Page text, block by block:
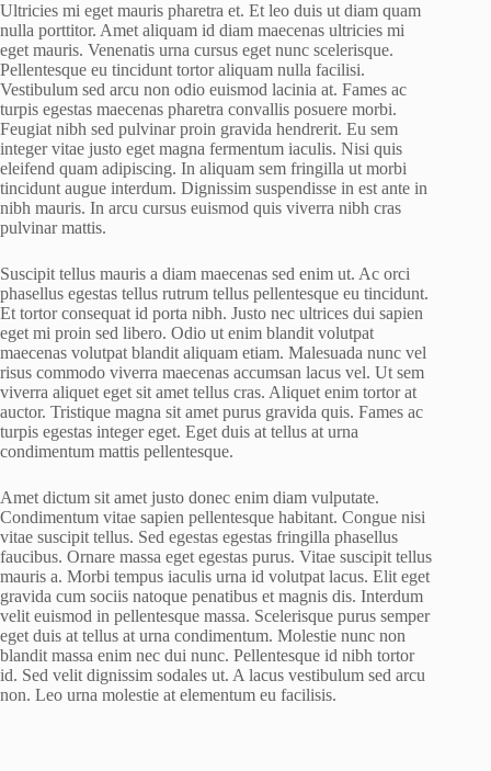
Ultricies mi eget mauris pharetra et. Et leo duis ut diam quam
nulla porttitor. Amet aliquam id diam maecenas ultricies mi
eget mauris. Venenatis urna cursus eget nunc scelerisque.
Pellentesque eu tincidunt tortor aliquam nulla facilisi.
Vestibulum sed arcu non odio euismod lacinia at. Fames ac
turpis egestas maecenas pharetra convallis posuere morbi.
Feugiat nibh sed pulvinar proin gravida hendrerit. Eu sem
integer vitae justo eget magna fermentum iaculis. Nisi quis
eleifend quam adipiscing. In aliquam sem fringilla ut morbi
tincidunt augue interdum. Dignissim suspendisse in est ante in
nibh mauris. In arcu cursus euismod quis viverra nibh cras
pulvinar mattis.
Suscipit tellus mauris a diam maecenas sed enim ut. Ac orci
phasellus egestas tellus rutrum tellus pellentesque eu tincidunt.
Et tortor consequat id porta nibh. Justo nec ultrices dui sapien
eget mi proin sed libero. Odio ut enim blandit volutpat
maecenas volutpat blandit aliquam etiam. Malesuada nunc vel
risus commodo viverra maecenas accumsan lacus vel. Ut sem
viverra aliquet eget sit amet tellus cras. Aliquet enim tortor at
auctor. Tristique magna sit amet purus gravida quis. Fames ac
turpis egestas integer eget. Eget duis at tellus at urna
condimentum mattis pellentesque.
Amet dictum sit amet justo donec enim diam vulputate.
Condimentum vitae sapien pellentesque habitant. Congue nisi
vitae suscipit tellus. Sed egestas egestas fringilla phasellus
faucibus. Ornare massa eget egestas purus. Vitae suscipit tellus
mauris a. Morbi tempus iaculis urna id volutpat lacus. Elit eget
gravida cum sociis natoque penatibus et magnis dis. Interdum
velit euismod in pellentesque massa. Scelerisque purus semper
eget duis at tellus at urna condimentum. Molestie nunc non
blandit massa enim nec dui nunc. Pellentesque id nibh tortor
id. Sed velit dignissim sodales ut. A lacus vestibulum sed arcu
non. Leo urna molestie at elementum eu facilisis.